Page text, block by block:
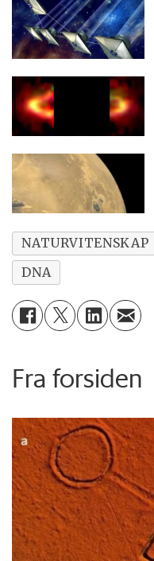
NATURVITENSKAP
DNA
Fra forsiden